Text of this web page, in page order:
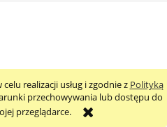
realizacji usług i zgodnie z Polityką
przechowywania lub dostępu do
przeglądarce.